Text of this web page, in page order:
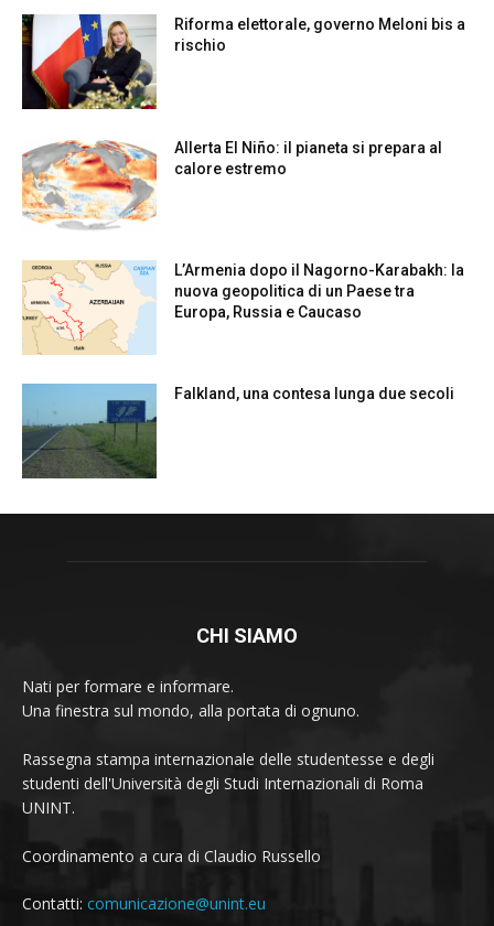
Riforma elettorale, governo Meloni bis a
rischio
Allerta El Niño: il pianeta si prepara al
calore estremo
L’Armenia dopo il Nagorno-Karabakh: la
nuova geopolitica di un Paese tra
Europa, Russia e Caucaso
Falkland, una contesa lunga due secoli
CHI SIAMO
Nati per formare e informare.
Una finestra sul mondo, alla portata di ognuno.
Rassegna stampa internazionale delle studentesse e degli
studenti dell'Università degli Studi Internazionali di Roma
UNINT.
Coordinamento a cura di Claudio Russello
Contatti: comunicazione@unint.eu